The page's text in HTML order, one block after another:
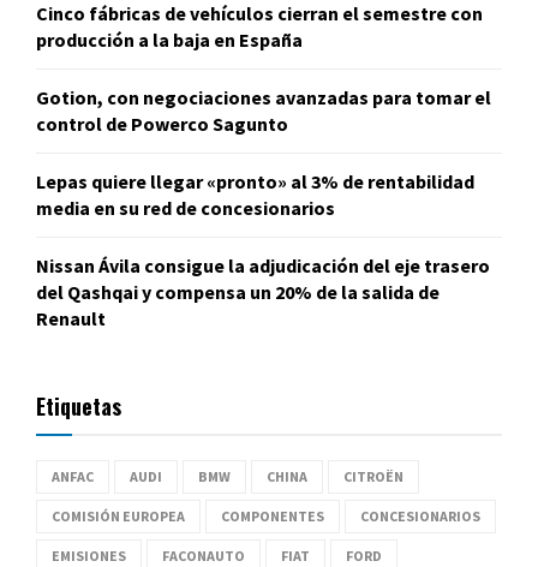
Cinco fábricas de vehículos cierran el semestre con
producción a la baja en España
Gotion, con negociaciones avanzadas para tomar el
control de Powerco Sagunto
Lepas quiere llegar «pronto» al 3% de rentabilidad
media en su red de concesionarios
Nissan Ávila consigue la adjudicación del eje trasero
del Qashqai y compensa un 20% de la salida de
Renault
Etiquetas
ANFAC AUDI BMW CHINA CITROËN
COMISIÓN EUROPEA COMPONENTES CONCESIONARIOS
EMISIONES FACONAUTO FIAT FORD